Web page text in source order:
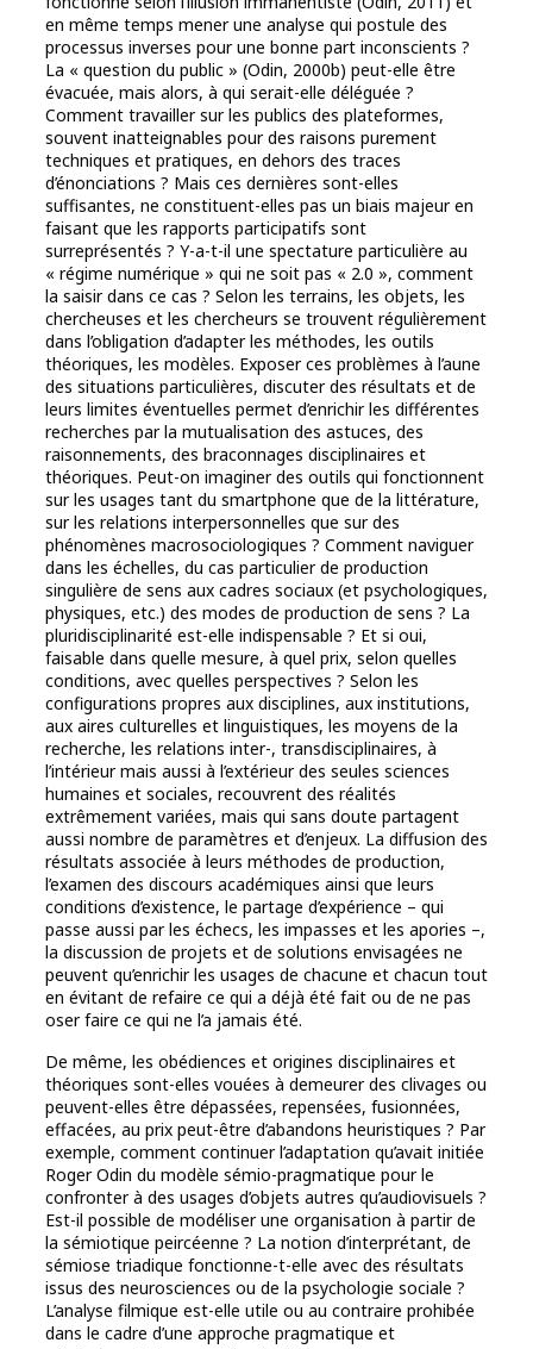
en même temps mener une analyse qui postule des
processus inverses pour une bonne part inconscients ?
La « question du public » (Odin, 2000b) peut-elle être
évacuée, mais alors, à qui serait-elle déléguée ?
Comment travailler sur les publics des plateformes,
souvent inatteignables pour des raisons purement
techniques et pratiques, en dehors des traces
d’énonciations ? Mais ces dernières sont-elles
suffisantes, ne constituent-elles pas un biais majeur en
faisant que les rapports participatifs sont
surreprésentés ? Y-a-t-il une spectature particulière au
« régime numérique » qui ne soit pas « 2.0 », comment
la saisir dans ce cas ? Selon les terrains, les objets, les
chercheuses et les chercheurs se trouvent régulièrement
dans l’obligation d’adapter les méthodes, les outils
théoriques, les modèles. Exposer ces problèmes à l’aune
des situations particulières, discuter des résultats et de
leurs limites éventuelles permet d’enrichir les différentes
recherches par la mutualisation des astuces, des
raisonnements, des braconnages disciplinaires et
théoriques. Peut-on imaginer des outils qui fonctionnent
sur les usages tant du smartphone que de la littérature,
sur les relations interpersonnelles que sur des
phénomènes macrosociologiques ? Comment naviguer
dans les échelles, du cas particulier de production
singulière de sens aux cadres sociaux (et psychologiques,
physiques, etc.) des modes de production de sens ? La
pluridisciplinarité est-elle indispensable ? Et si oui,
faisable dans quelle mesure, à quel prix, selon quelles
conditions, avec quelles perspectives ? Selon les
configurations propres aux disciplines, aux institutions,
aux aires culturelles et linguistiques, les moyens de la
recherche, les relations inter-, transdisciplinaires, à
l’intérieur mais aussi à l’extérieur des seules sciences
humaines et sociales, recouvrent des réalités
extrêmement variées, mais qui sans doute partagent
aussi nombre de paramètres et d’enjeux. La diffusion des
résultats associée à leurs méthodes de production,
l’examen des discours académiques ainsi que leurs
conditions d’existence, le partage d’expérience – qui
passe aussi par les échecs, les impasses et les apories –,
la discussion de projets et de solutions envisagées ne
peuvent qu’enrichir les usages de chacune et chacun tout
en évitant de refaire ce qui a déjà été fait ou de ne pas
oser faire ce qui ne l’a jamais été.
De même, les obédiences et origines disciplinaires et
théoriques sont-elles vouées à demeurer des clivages ou
peuvent-elles être dépassées, repensées, fusionnées,
effacées, au prix peut-être d’abandons heuristiques ? Par
exemple, comment continuer l’adaptation qu’avait initiée
Roger Odin du modèle sémio-pragmatique pour le
confronter à des usages d’objets autres qu’audiovisuels ?
Est-il possible de modéliser une organisation à partir de
la sémiotique peircéenne ? La notion d’interprétant, de
sémiose triadique fonctionne-t-elle avec des résultats
issus des neurosciences ou de la psychologie sociale ?
L’analyse filmique est-elle utile ou au contraire prohibée
dans le cadre d’une approche pragmatique et